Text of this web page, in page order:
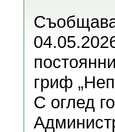
гриф
С оглед